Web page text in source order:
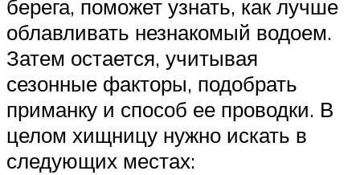
берега, поможет узнать, как лучше
облавливать незнакомый водоем.
Затем остается, учитывая
сезонные факторы, подобрать
приманку и способ ее проводки. В
целом хищницу нужно искать в
следующих местах: